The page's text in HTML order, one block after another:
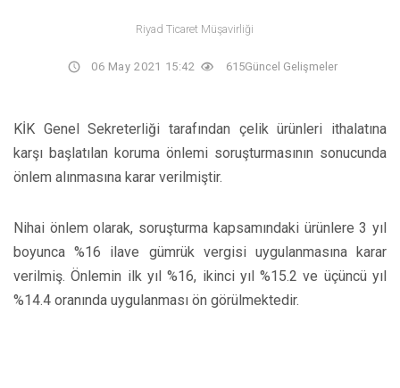
Riyad Ticaret Müşavirliği
06 May 2021 15:42 615Güncel Gelişmeler
KİK Genel Sekreterliği tarafından çelik ürünleri ithalatına
karşı başlatılan koruma önlemi soruşturmasının sonucunda
önlem alınmasına karar verilmiştir.
Nihai önlem olarak, soruşturma kapsamındaki ürünlere 3 yıl
boyunca %16 ilave gümrük vergisi uygulanmasına karar
verilmiş. Önlemin ilk yıl %16, ikinci yıl %15.2 ve üçüncü yıl
%14.4 oranında uygulanması ön görülmektedir.